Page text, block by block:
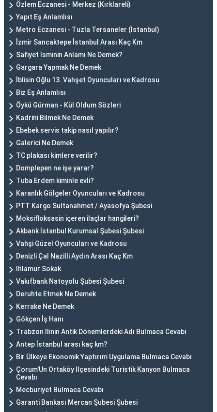
Özlem Eczanesi - Merkez (Kırklareli)
Yapıt Eş Anlamlısı
Metro Eczanesi - Tuzla Tersaneler (İstanbul)
İzmir Sancaktepe İstanbul Arası Kaç Km
Safiyet İsminin Anlamı Ne Demek?
Gargara Yapmak Ne Demek
İblisin Oğlu 13. Vahşet Oyuncuları ve Kadrosu
Biz Eş Anlamlısı
Öykü Gürman - Kül Oldum Sözleri
Kadrini Bilmek Ne Demek
Ebebek servis takip nasıl yapılır?
Galerici Ne Demek
TC plakası kimlere verilir?
Domplepen ne işe yarar?
Tuba Erdem kiminle evli?
Karanlık Gölgeler Oyuncuları ve Kadrosu
PTT Kargo Sultanahmet / Ayasofya Şubesi
Moksifloksasin içeren ilaçlar hangileri?
Akbank İstanbul Kurumsal Şubesi Şubesi
Vahşi Güzel Oyuncuları ve Kadrosu
Denizli Çal Nazilli Aydın Arası Kaç Km
Ihlamur Sokak
Vakıfbank Natoyolu Şubesi Şubesi
Deruhte Etmek Ne Demek
Kerrake Ne Demek
Gökçen İş Hanı
Trabzon Ilinin Antik Dönemlerdeki Adı Bulmaca Cevabı
Antep İstanbul arası kaç km?
Bir Ülkeye Ekonomik Yaptırım Uygulama Bulmaca Cevabı
Çorum'Un Ortaköy Ilçesindeki Turistik Kanyon Bulmaca
Cevabı
Mecburiyet Bulmaca Cevabı
Garanti Bankası Mercan Şubesi Şubesi